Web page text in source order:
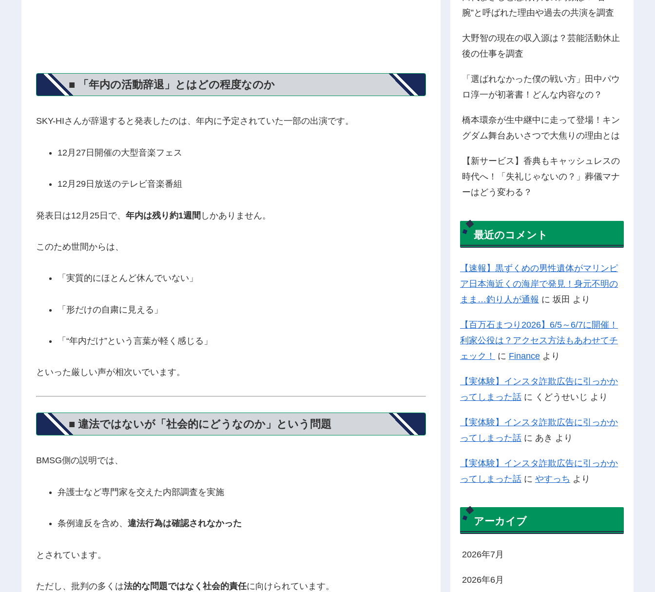
■ 「年内の活動辞退」とはどの程度なのか
SKY-HIさんが辞退すると発表したのは、年内に予定されていた一部の出演です。
12月27日開催の大型音楽フェス
12月29日放送のテレビ音楽番組
発表日は12月25日で、 年内は残り約1週間 しかありません。
このため世間からは、
「実質的にほとんど休んでいない」
「形だけの自粛に見える」
「“年内だけ”という言葉が軽く感じる」
といった厳しい声が相次いでいます。
■ 違法ではないが「社会的にどうなのか」という問題
BMSG側の説明では、
弁護士など専門家を交えた内部調査を実施
条例違反を含め、 違法行為は確認されなかった
とされています。
ただし、批判の多くは法的な問題ではなく社会的責任に向けられています。
腕”と呼ばれた理由や過去の共演を調査
大野智の現在の収入源は？芸能活動休止
後の仕事を調査
「選ばれなかった僕の戦い方」田中パウ
ロ淳一が初著書！どんな内容なの？
橋本環奈が生中継中に走って登場！キン
グダム舞台あいさつで大焦りの理由とは
【新サービス】香典もキャッシュレスの
時代へ！「失礼じゃないの？」葬儀マナ
ーはどう変わる？
最近のコメント
【速報】黒ずくめの男性遺体がマリンピ
ア日本海近くの海岸で発見！身元不明の
まま…釣り人が通報 に 坂田 より
【百万石まつり2026】6/5～6/7に開催！
利家公役は？アクセス方法もあわせてチ
ェック！
に Finance より
【実体験】インスタ詐欺広告に引っかか
ってしまった話 に くどうせいじ より
【実体験】インスタ詐欺広告に引っかか
ってしまった話 に あき より
【実体験】インスタ詐欺広告に引っかか
ってしまった話 に やすっち より
アーカイブ
2026年7月
2026年6月